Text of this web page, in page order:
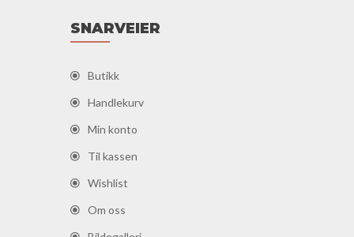
SNARVEIER
Butikk
Handlekurv
Min konto
Til kassen
Wishlist
Om oss